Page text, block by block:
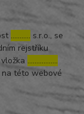
……….. s.r.o., se
rejstříku
……………..
na této webové